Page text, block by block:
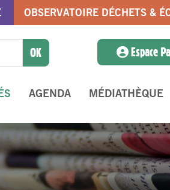
OBSERVATOIRE DÉCHETS &
Espace
AGENDA MÉDIATHÈQUE